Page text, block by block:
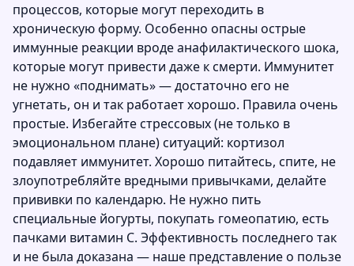
процессов, которые могут переходить в
хроническую форму. Особенно опасны острые
иммунные реакции вроде анафилактического шока,
которые могут привести даже к смерти. Иммунитет
не нужно «поднимать» — достаточно его не
угнетать, он и так работает хорошо. Правила очень
простые. Избегайте стрессовых (не только в
эмоциональном плане) ситуаций: кортизол
подавляет иммунитет. Хорошо питайтесь, спите, не
злоупотребляйте вредными привычками, делайте
прививки по календарю. Не нужно пить
специальные йогурты, покупать гомеопатию, есть
пачками витамин С. Эффективность последнего так
и не была доказана — наше представление о пользе